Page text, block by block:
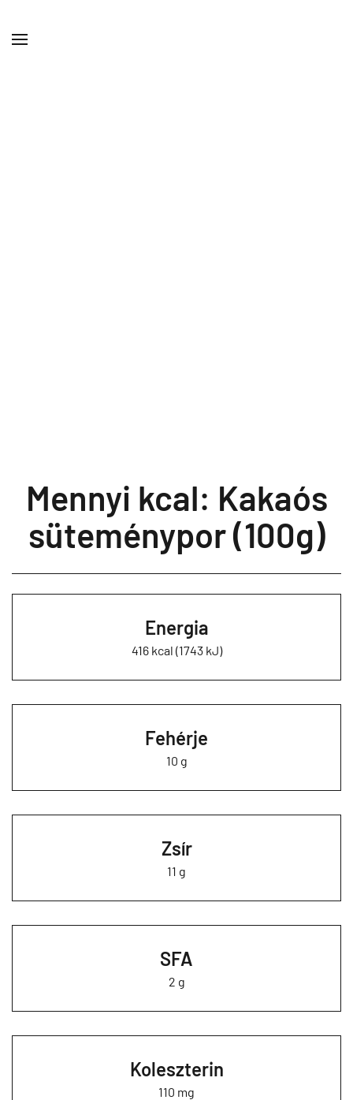
Mennyi kcal: Kakaós
süteménypor (100g)
Energia
416 kcal (1743 kJ)
Fehérje
10 g
Zsír
11 g
SFA
2 g
Koleszterin
110 mg